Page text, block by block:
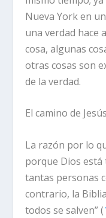
Nueva York en
una verdad hace
cosa, algunas
otras cosas son
de la verdad.
El camino de
La razón por lo
porque Dios está
tantas personas
contrario, la
todos se salven” (